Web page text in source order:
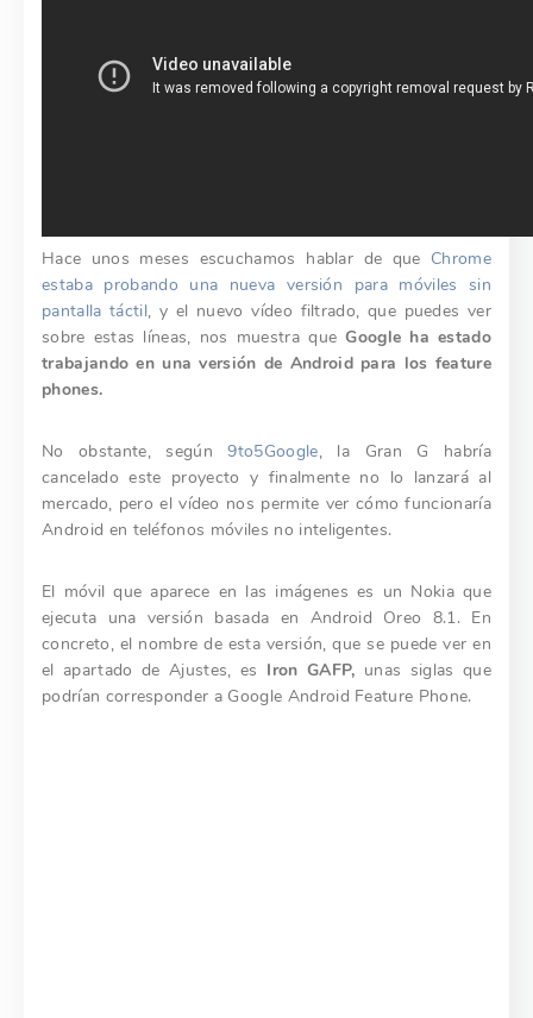
Hace unos meses escuchamos hablar de que Chrome
estaba probando una nueva versión para móviles sin
pantalla táctil, y el nuevo vídeo filtrado, que puedes ver
sobre estas líneas, nos muestra queGoogle ha estado
trabajando en una versión de Android para los feature
phones.
No obstante, según9to5Google, la Gran G habría
cancelado este proyecto y finalmente no lo lanzará al
mercado, pero el vídeo nos permite ver cómo funcionaría
Android en teléfonos móviles no inteligentes.
El móvil que aparece en las imágenes es un Nokia que
ejecuta una versión basada en Android Oreo 8.1. En
concreto, el nombre de esta versión, que se puede ver en
el apartado de Ajustes, es Iron GAFP, unas siglas que
podrían corresponder a Google Android Feature Phone.